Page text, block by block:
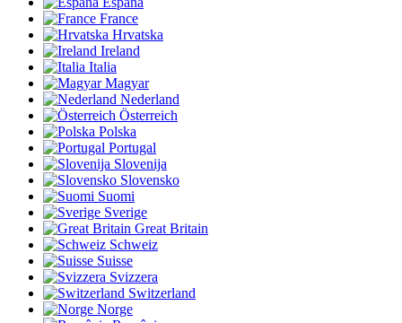
France
Hrvatska
Ireland
Italia
Magyar
Nederland
Österreich
Polska
Portugal
Slovenija
Slovensko
Suomi
Sverige
Great Britain
Schweiz
Suisse
Svizzera
Switzerland
Norge